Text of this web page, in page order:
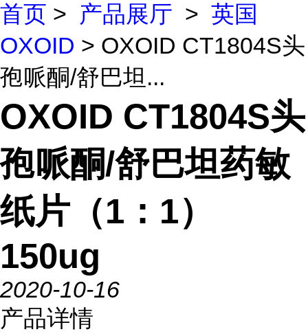
首页 > 产品展厅 > 英国
OXOID > OXOID CT1804S头
孢哌酮/舒巴坦...
OXOID CT1804S头
孢哌酮/舒巴坦药敏
纸片（1：1）
150ug
2020-10-16
产品详情